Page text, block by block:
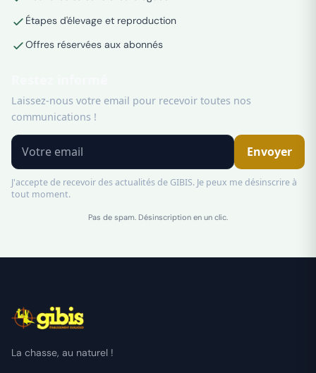
Étapes d'élevage et reproduction
Offres réservées aux abonnés
Laissez-nous votre email pour recevoir toutes nos
communications !
Envoyer
J'accepte de recevoir des actualités de GIBIS. Je peux me désinscrire à
tout moment.
Pas de spam. Désinscription en un clic.
La chasse, au naturel !